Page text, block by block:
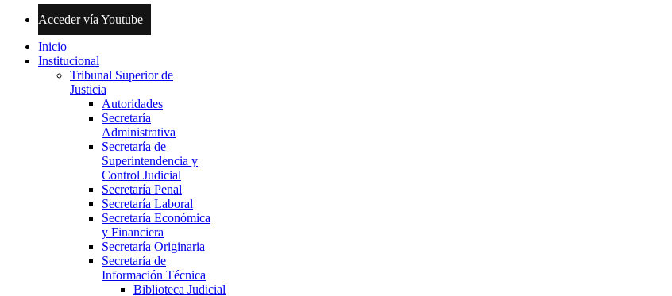
Acceder vía Youtube
Inicio
Institucional
Tribunal Superior de
Justicia
Autoridades
Secretaría
Administrativa
Secretaría de
Superintendencia y
Control Judicial
Secretaría Penal
Secretaría Laboral
Secretaría Económica
y Financiera
Secretaría Originaria
Secretaría de
Información Técnica
Biblioteca Judicial